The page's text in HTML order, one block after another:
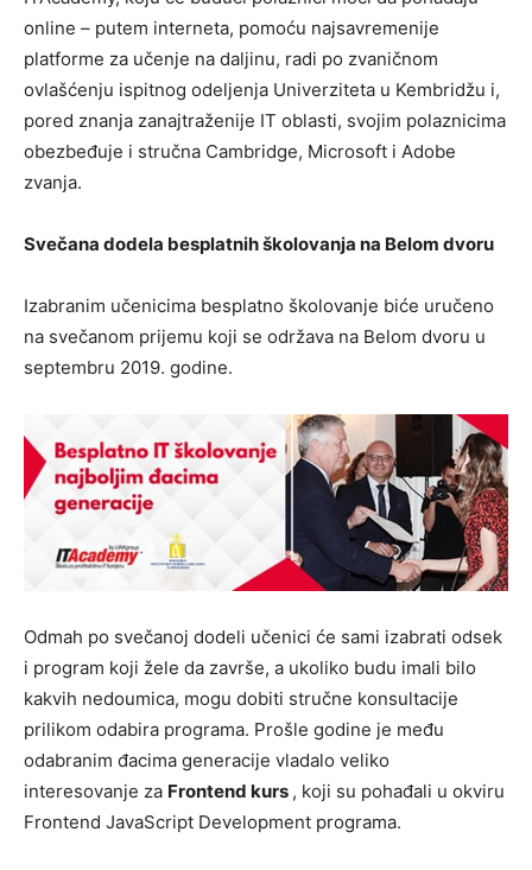
online – putem interneta, pomoću najsavremenije
platforme za učenje na daljinu, radi po zvaničnom
ovlašćenju ispitnog odeljenja Univerziteta u Kembridžu i,
pored znanja zanajtraženije IT oblasti, svojim polaznicima
obezbeđuje i stručna Cambridge, Microsoft i Adobe
zvanja.
Svečana dodela besplatnih školovanja na Belom dvoru
Izabranim učenicima besplatno školovanje biće uručeno
na svečanom prijemu koji se održava na Belom dvoru u
septembru 2019. godine.
Odmah po svečanoj dodeli učenici će sami izabrati odsek
i program koji žele da završe, a ukoliko budu imali bilo
kakvih nedoumica, mogu dobiti stručne konsultacije
prilikom odabira programa. Prošle godine je među
odabranim đacima generacije vladalo veliko
interesovanje za Frontend kurs , koji su pohađali u okviru
Frontend JavaScript Development programa.